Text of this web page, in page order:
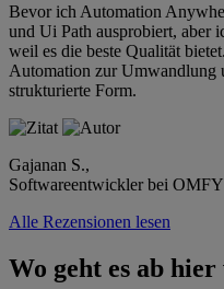
Bevor ich Automation
und Ui Path ausprobiert, aber
weil es die beste Qualität
Automation zur Umwandlung
strukturierte Form.
Gajanan S.,
Softwareentwickler bei
Alle Rezensionen lesen
Wo geht es ab